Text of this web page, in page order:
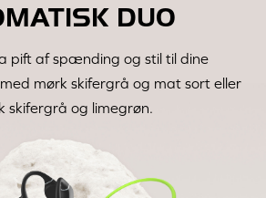
DUO
pift af spænding og stil til dine
mørk skifergrå og mat sort eller
skifergrå og limegrøn.